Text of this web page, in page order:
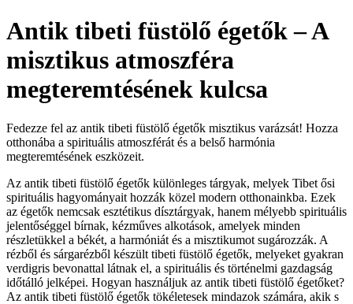
Antik tibeti füstölő égetők – A
misztikus atmoszféra
megteremtésének kulcsa
Fedezze fel az antik tibeti füstölő égetők misztikus varázsát! Hozza
otthonába a spirituális atmoszférát és a belső harmónia
megteremtésének eszközeit.
Az antik tibeti füstölő égetők különleges tárgyak, melyek Tibet ősi
spirituális hagyományait hozzák közel modern otthonainkba. Ezek
az égetők nemcsak esztétikus dísztárgyak, hanem mélyebb spirituális
jelentőséggel bírnak, kézműves alkotások, amelyek minden
részletükkel a békét, a harmóniát és a misztikumot sugározzák. A
rézből és sárgarézből készült tibeti füstölő égetők, melyeket gyakran
verdigris bevonattal látnak el, a spirituális és történelmi gazdagság
időtálló jelképei. Hogyan használjuk az antik tibeti füstölő égetőket?
Az antik tibeti füstölő égetők tökéletesek mindazok számára, akik s